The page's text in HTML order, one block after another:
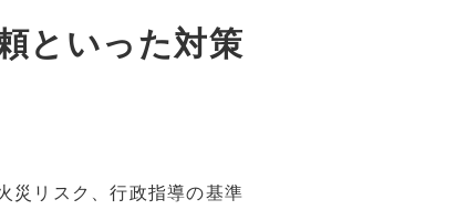
といった対策
災リスク、行政指導の基準